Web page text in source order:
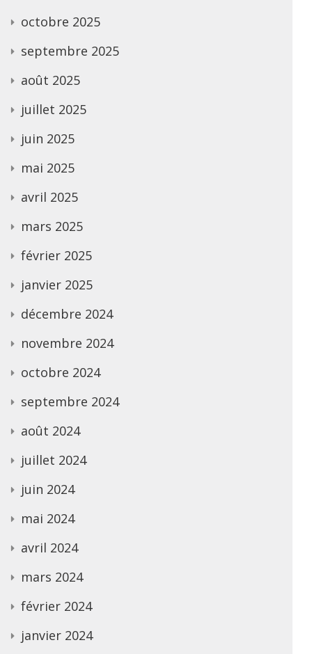
octobre 2025
septembre 2025
août 2025
juillet 2025
juin 2025
mai 2025
avril 2025
mars 2025
février 2025
janvier 2025
décembre 2024
novembre 2024
octobre 2024
septembre 2024
août 2024
juillet 2024
juin 2024
mai 2024
avril 2024
mars 2024
février 2024
janvier 2024